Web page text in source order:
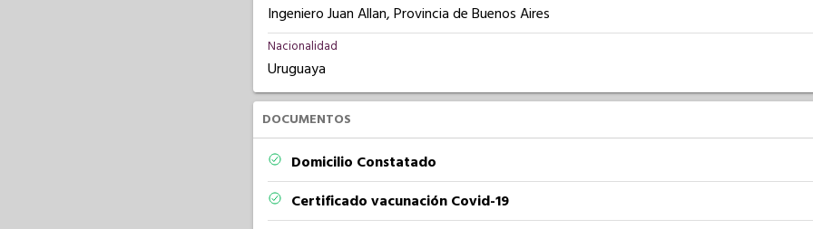
Ingeniero Juan Allan, Provincia de Buenos Aires
Nacionalidad
Uruguaya
DOCUMENTOS
Domicilio Constatado
Certificado vacunación Covid-19